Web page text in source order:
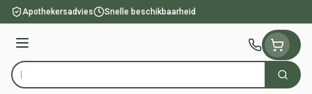
Ga naar de inhoud
Apothekersadvies Snelle beschikbaarheid
Menu
Product, merk, categorie... Zoek